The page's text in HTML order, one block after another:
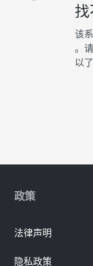
该
。
以
政策
法律声明
隐私政策